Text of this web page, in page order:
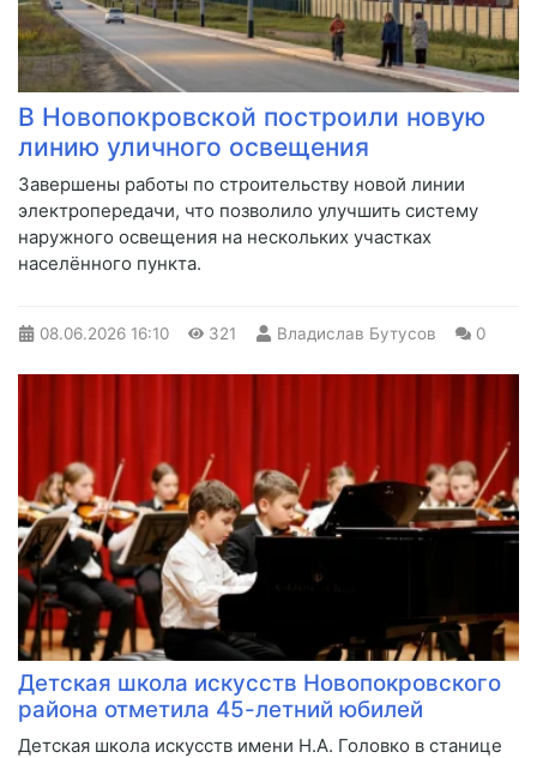
В Новопокровской построили новую
линию уличного освещения
Завершены работы по строительству новой линии
электропередачи, что позволило улучшить систему
наружного освещения на нескольких участках
населённого пункта.
08.06.2026 16:10 321 Владислав Бутусов 0
Детская школа искусств Новопокровского
района отметила 45-летний юбилей
Детская школа искусств имени Н.А. Головко в станице